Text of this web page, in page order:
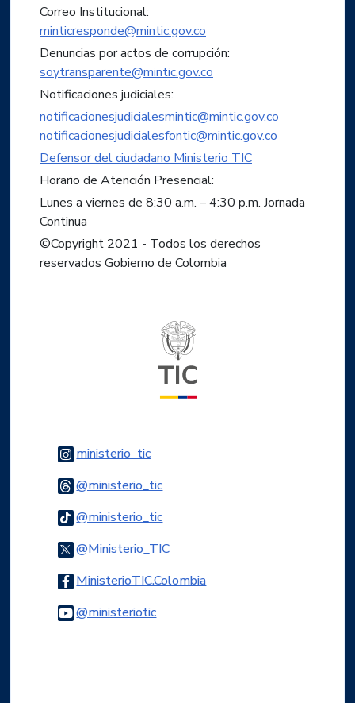
Correo Institucional:
minticresponde@mintic.gov.co
Denuncias por actos de corrupción:
soytransparente@mintic.gov.co
Notificaciones judiciales:
notificacionesjudicialesmintic@mintic.gov.co
notificacionesjudicialesfontic@mintic.gov.co
Defensor del ciudadano Ministerio TIC
Horario de Atención Presencial:
Lunes a viernes de 8:30 a.m. – 4:30 p.m. Jornada
Continua
©Copyright 2021 - Todos los derechos
reservados Gobierno de Colombia
ministerio_ticLogo Instagram
@ministerio_ticLogo Threads
@ministerio_ticLogo Tiktok
@Ministerio_TICLogo Twitter
MinisterioTIC.ColombiaLogo Facebook
@ministerioticLogo Youtube